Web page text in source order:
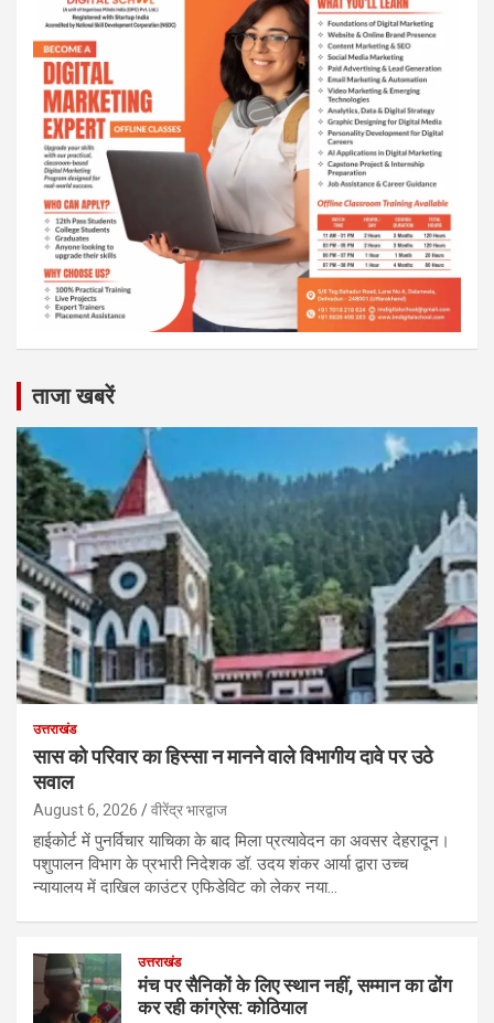
ताजा खबरें
उत्तराखंड
सास को परिवार का हिस्सा न मानने वाले विभागीय दावे पर उठे
सवाल
August 6, 2026 वीरेंद्र भारद्वाज
हाईकोर्ट में पुनर्विचार याचिका के बाद मिला प्रत्यावेदन का अवसर देहरादून।
पशुपालन विभाग के प्रभारी निदेशक डॉ. उदय शंकर आर्या द्वारा उच्च
न्यायालय में दाखिल काउंटर एफिडेविट को लेकर नया…
उत्तराखंड
मंच पर सैनिकों के लिए स्थान नहीं, सम्मान का ढोंग
कर रही कांग्रेस: कोठियाल